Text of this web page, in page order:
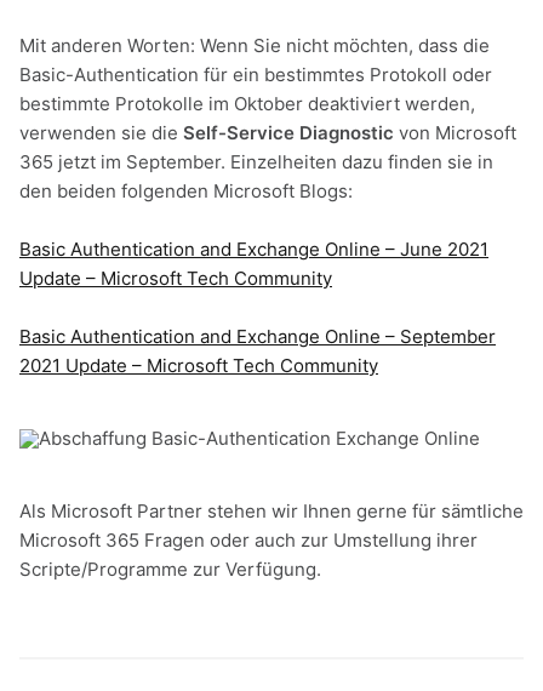
Mit anderen Worten: Wenn Sie nicht möchten, dass die
Basic-Authentication für ein bestimmtes Protokoll oder
bestimmte Protokolle im Oktober deaktiviert werden,
verwenden sie die Self-Service Diagnostic von Microsoft
365 jetzt im September. Einzelheiten dazu finden sie in
den beiden folgenden Microsoft Blogs:
Basic Authentication and Exchange Online – June 2021
Update – Microsoft Tech Community
Basic Authentication and Exchange Online – September
2021 Update – Microsoft Tech Community
Als Microsoft Partner stehen wir Ihnen gerne für sämtliche
Microsoft 365 Fragen oder auch zur Umstellung ihrer
Scripte/Programme zur Verfügung.